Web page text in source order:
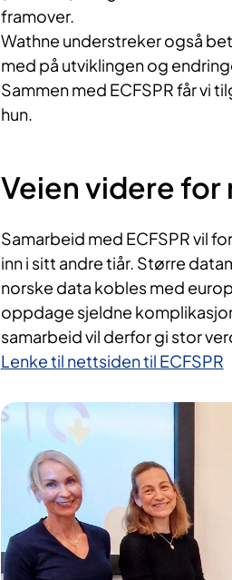
framover.
Wathne understreker også
med på utviklingen og
Sammen med ECFSPR får vi
hun.
Veien viderefor
Samarbeid med ECFSPR vil
inn i sitt andre tiår. Større
norske data kobles med
oppdage sjeldne
samarbeidvil derfor gi stor
Lenke til nettsiden til ECFSPR